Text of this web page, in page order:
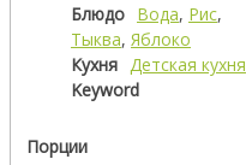
Блюдо Вода, Рис,
Тыква, Яблоко
Кухня Детская кухня
Keyword
Порции